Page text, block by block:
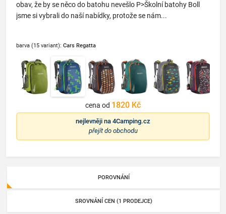
obav, že by se něco do batohu nevešlo P>Školní batohy Boll
jsme si vybrali do naší nabídky, protože se nám...
barva (15 variant): Cars Regatta
cena od 1820 Kč
nejlevněji na 4Camping.cz
přejít do obchodu
POROVNÁNÍ
SROVNÁNÍ CEN (1 PRODEJCE)